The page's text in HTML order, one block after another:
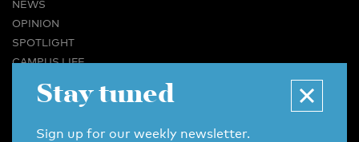
NEWS
OPINION
SPOTLIGHT
CAMPUS LIFE
BUSINESS & CAREER
Stay tuned
Sign up for our weekly newsletter.